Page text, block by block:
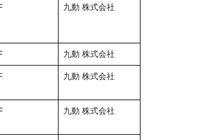
九動 株式会社
九動 株式会社
九動 株式会社
九動 株式会社